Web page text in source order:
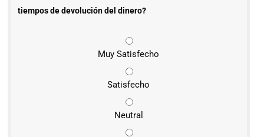
tiempos de devolución del dinero?
Muy Satisfecho
Satisfecho
Neutral